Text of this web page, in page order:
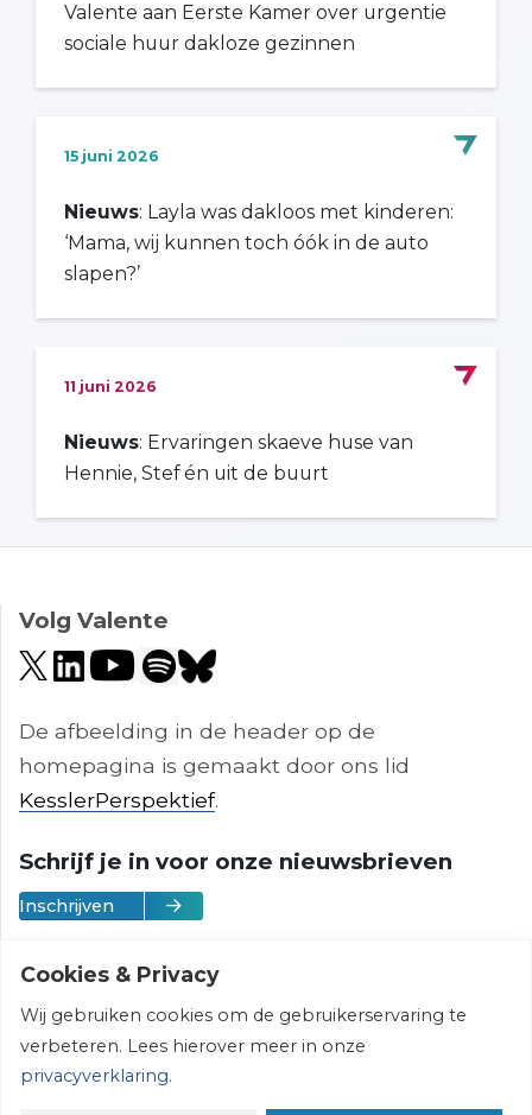
Valente aan Eerste Kamer over urgentie
sociale huur dakloze gezinnen
15 juni 2026
Nieuws: Layla was dakloos met kinderen:
‘Mama, wij kunnen toch óók in de auto
slapen?’
11 juni 2026
Nieuws: Ervaringen skaeve huse van
Hennie, Stef én uit de buurt
Volg Valente
De afbeelding in de header op de
homepagina is gemaakt door ons lid
KesslerPerspektief.
Schrijf je in voor onze nieuwsbrieven
Inschrijven
Vereniging Valente | © 2026 | All rights
Cookies & Privacy
Wij gebruiken cookies om de gebruikerservaring te
verbeteren. Lees hierover meer in onze
privacyverklaring.